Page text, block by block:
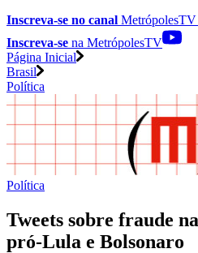
Inscreva-se no canal
Inscreva-se na MetrópolesTV
Página Inicial
Brasil
Política
Política
Tweets sobre fraude
pró-Lula e Bolsonaro